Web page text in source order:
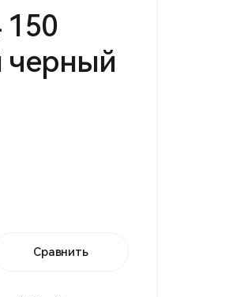
150
черный
Сравнить